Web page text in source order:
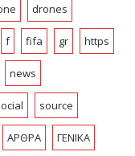
drones
f fifa gr https
news
source
ΑΡΘΡΑ ΓΕΝΙΚΑ